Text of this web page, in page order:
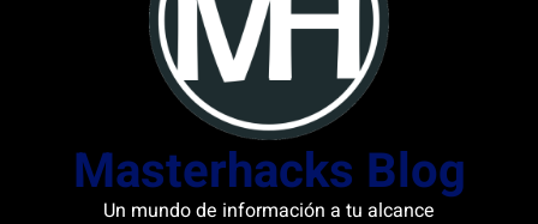
Masterhacks Blog
Un mundo de información a tu alcance